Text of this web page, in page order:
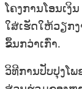
ໂຄງການໂອນເ
ໃສ່​ເຮັດ​ໃຫ້​ວຽກ​
ຂຶ້ນກວ່າ​ເກົ່າ.
ວິທີການປັບປຸງໂ